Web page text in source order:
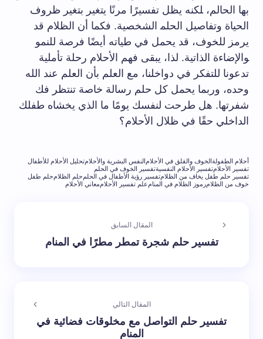
بها الحالم، ‍لكنه​ يظل تفسيرًا مرنًا ​يتغير بتغير ظروف⁢
الحياة وتفاصيل الحلم‍ الشخصية. فكما أن ​الظلام قد
يرمز للخوف، قد​ يحمل⁣ في ‌طياته أيضًا ​فرصة للنمو
‍والإضاءة الذاتية. لذا، يبقى فهم الأحلام رحلة تأملية
تدعونا⁤ للتفكر في دواخلنا، مع العلم بأن العلم عند‍ الله
وحده،‌ وربما يحمل كل حلم ‌رسالة خاصة تنتظر فك
شفرتها. هل طرحت لنفسك‌ يومًا ما الذي يخشاه طفلك
الداخلي حقًا ​في ظلال​ الأحلام؟
أحلام الطفولةالخوف والقلق في الأحلامالنفس البشرية والأحلامتحليل الأحلام للأطفال
تفسير الأحلامتفسير الأحلام النفسيةتفسير الخوف في الحلم
تفسير حلم طفل يخاف من الظلامتفسير رؤية الأطفال في الحلم حلم الظلامحلم طفل
خوف من الظلامرموز الظلام في المنامعلم تفسير الأحلاممعاني الأحلام
المقال السابق
تفسير حلم شجرة تمطر مطرًا في المنام
المقال التالي
تفسير حلم التواصل مع مخلوقات فضائية في
المنام